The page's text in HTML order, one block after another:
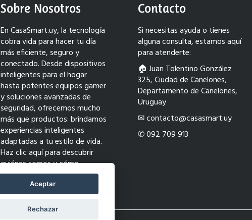
Sobre Nosotros
En CasaSmart.uy, la tecnología
cobra vida para hacer tu día
más eficiente, seguro y
conectado. Desde dispositivos
inteligentes para el hogar
hasta potentes equipos gamer
y soluciones avanzadas de
seguridad, ofrecemos mucho
más que productos: brindamos
experiencias inteligentes
adaptadas a tu estilo de vida.
Haz clic aquí para descubrir
quiénes somos y cómo
transformamos tu mundo con
innovación.
Contacto
Si necesitas ayuda o tienes
alguna consulta, estamos aquí
para atenderte:
🏠︎ Juan Tolentino González
325, Ciudad de Canelones,
Departamento de Canelones,
Uruguay
✉ contacto@casasmart.uy
✆ 092 709 913
Aceptar
Rechazar